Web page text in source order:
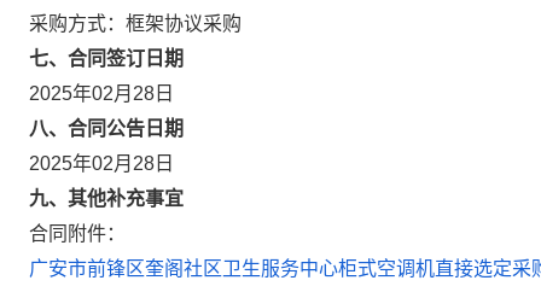
采购方式：框架协议采购
七、合同签订日期
2025年02月28日
八、合同公告日期
2025年02月28日
九、其他补充事宜
合同附件：
广安市前锋区奎阁社区卫生服务中心柜式空调机直接选定采